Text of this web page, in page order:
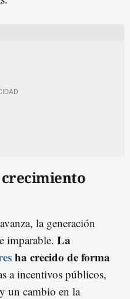
crecimiento
la generación
imparable. La
ha crecido de forma
a incentivos públicos,
un cambio en la